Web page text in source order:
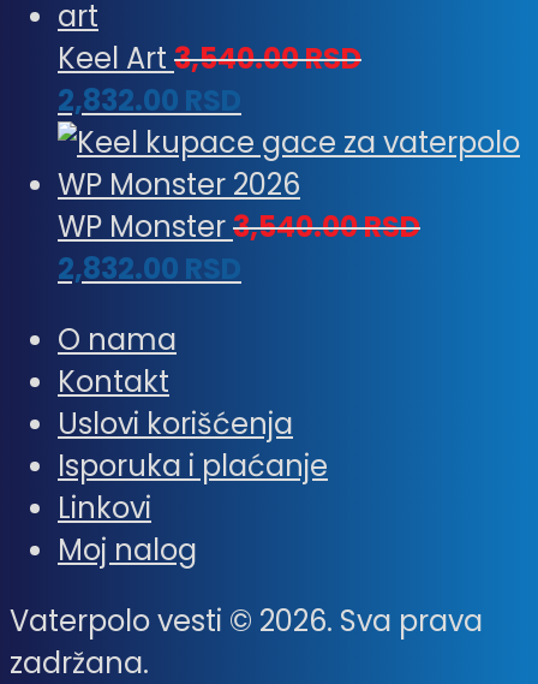
Keel Art 3,540.00RSD
2,832.00 RSD
WP Monster3,540.00RSD
2,832.00 RSD
O nama
Kontakt
Uslovi korišćenja
Isporuka i plaćanje
Linkovi
Moj nalog
Vaterpolo vesti © 2026. Sva prava
zadržana.